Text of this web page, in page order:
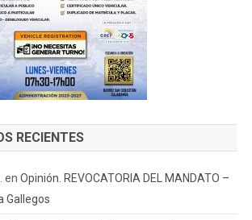
RECIENTES
en Opinión. REVOCATORIA DEL MANDATO –
Gallegos